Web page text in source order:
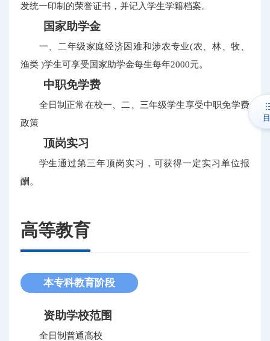
发统一印制的荣誉证书，并记入学生学籍档案。
国家助学金
一、二年级家庭经济困难和涉农专业(农、林、牧、
渔类 )学生可享受国家助学金每生每年2000元。
中职免学费
全日制正常在校一、二、三年级学生享受中职免学费
政策
顶岗实习
学生通过第三年顶岗实习，可获得一定实习单位报
酬。
高等教育
本专科教育阶段
资助学校范围
全日制普通高校